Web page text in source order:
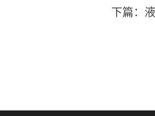
下篇：